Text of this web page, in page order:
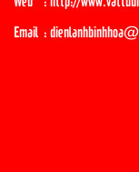
Email :